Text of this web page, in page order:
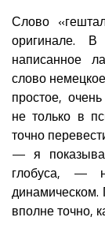
Слово
оригинале.
написанное
слово
простое,
не только в
точно
— я
глобуса, —
динамическом.
вполне точно,